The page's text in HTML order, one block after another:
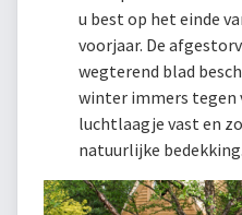
u best op het einde
voorjaar. De
wegterend blad
winter immers tegen
luchtlaagje vast en
natuurlijke bedekking.